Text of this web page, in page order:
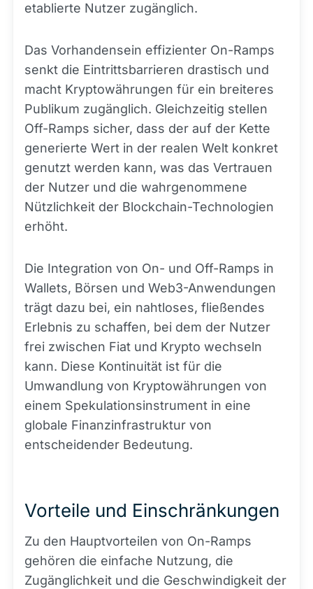
etablierte Nutzer zugänglich.
Das Vorhandensein effizienter On-Ramps
senkt die Eintrittsbarrieren drastisch und
macht Kryptowährungen für ein breiteres
Publikum zugänglich. Gleichzeitig stellen
Off-Ramps sicher, dass der auf der Kette
generierte Wert in der realen Welt konkret
genutzt werden kann, was das Vertrauen
der Nutzer und die wahrgenommene
Nützlichkeit der Blockchain-Technologien
erhöht.
Die Integration von On- und Off-Ramps in
Wallets, Börsen und Web3-Anwendungen
trägt dazu bei, ein nahtloses, fließendes
Erlebnis zu schaffen, bei dem der Nutzer
frei zwischen Fiat und Krypto wechseln
kann. Diese Kontinuität ist für die
Umwandlung von Kryptowährungen von
einem Spekulationsinstrument in eine
globale Finanzinfrastruktur von
entscheidender Bedeutung.
Vorteile und Einschränkungen
Zu den Hauptvorteilen von On-Ramps
gehören die einfache Nutzung, die
Zugänglichkeit und die Geschwindigkeit der